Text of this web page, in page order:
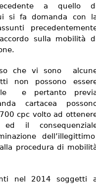
a quello
si fa domanda con
sulla mobilità
che vi sono
non possono
e pertanto
cartacea
cpc volto ad
il
dell’illegittimo
procedura di
nel 2014 soggetti